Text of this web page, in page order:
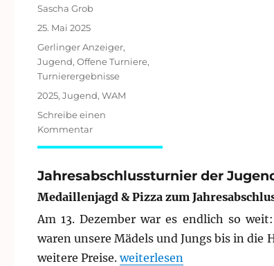
Autor
Sascha Grob
Veröffentlicht
25. Mai 2025
Kategorien
Gerlinger Anzeiger,
Jugend, Offene Turniere,
Turnierergebnisse
Schlagwörter
2025, Jugend, WAM
Schreibe einen
Kommentarzu
17.05.2025
Neuhausen
auf
Fildern
Jahresabschlussturnier der
Medaillenjagd & Pizza zum
Am 13. Dezember war es endlich so
waren unsere Mädels und Jungs bis in
weitere Preise.„Jahresabschlussturnier der
weiterlesen